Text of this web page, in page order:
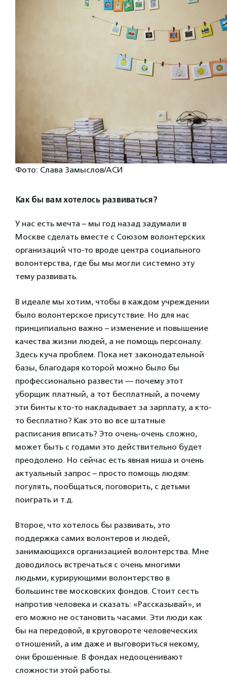
Фото: Слава Замыслов/АСИ
Как бы вам хотелось развиваться?
У нас есть мечта – мы год назад задумали в
Москве сделать вместе с Союзом волонтерских
организаций что-то вроде центра социального
волонтерства, где бы мы могли системно эту
тему развивать.
В идеале мы хотим, чтобы в каждом учреждении
было волонтерское присутствие. Но для нас
принципиально важно – изменение и повышение
качества жизни людей, а не помощь персоналу.
Здесь куча проблем. Пока нет законодательной
базы, благодаря которой можно было бы
профессионально развести — почему этот
уборщик платный, а тот бесплатный, а почему
эти бинты кто-то накладывает за зарплату, а кто-
то бесплатно? Как это во все штатные
расписания вписать? Это очень-очень сложно,
может быть с годами это действительно будет
преодолено. Но сейчас есть явная ниша и очень
актуальный запрос – просто помощь людям:
погулять, пообщаться, поговорить, с детьми
поиграть и т.д.
Второе, что хотелось бы развивать, это
поддержка самих волонтеров и людей,
занимающихся организацией волонтерства. Мне
доводилось встречаться с очень многими
людьми, курирующими волонтерство в
большинстве московских фондов. Стоит сесть
напротив человека и сказать: «Рассказывай», и
его можно не остановить часами. Эти люди как
бы на передовой, в круговороте человеческих
отношений, а им даже и выговориться некому,
они брошенные. В фондах недооценивают
сложности этой работы.